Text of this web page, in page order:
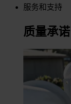
服务和支持
质量承诺